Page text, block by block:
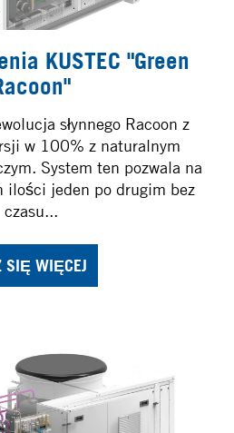
KUSTEC "Green
słynnego Racoon z
w 100% z naturalnym
System ten pozwala na
ilości jeden po drugim bez
czasu...
SIĘ WIĘCEJ